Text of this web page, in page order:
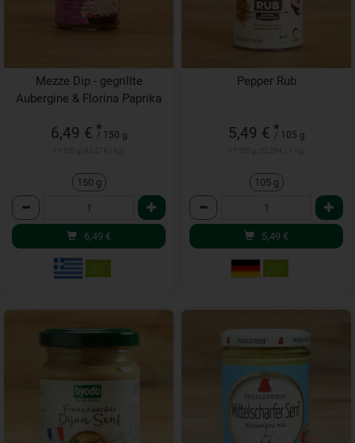
Mezze Dip - gegrillte
Aubergine & Florina Paprika
6,49 € *
/ 150 g
150 g
Anzahl
6,49 €
Pepper Rub
5,49 € *
/ 105 g
105 g
Anzahl
5,49 €